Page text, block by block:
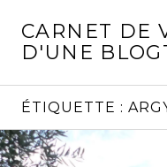
contenu
CARNET DE
D'UNE
ÉTIQUETTE :